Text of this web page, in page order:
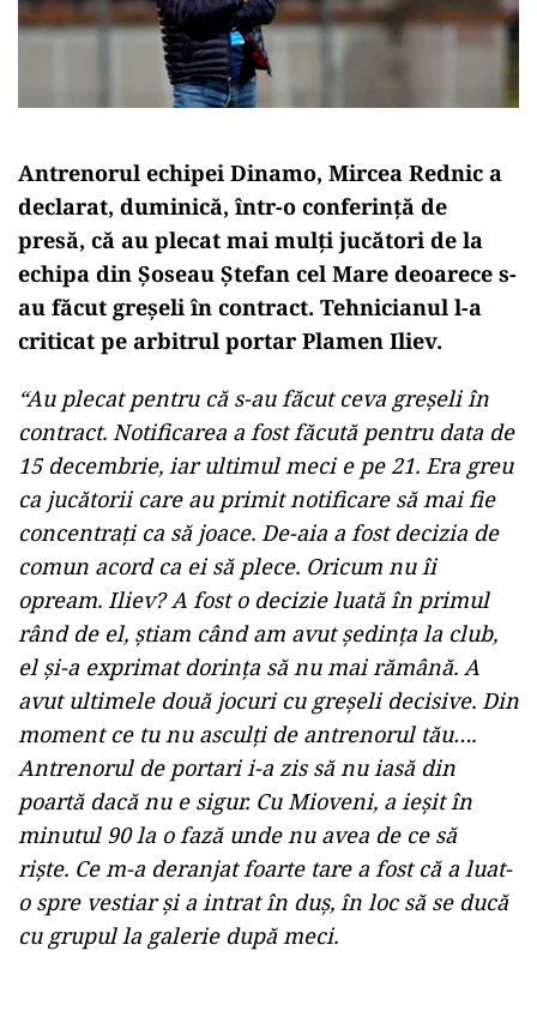
Antrenorul echipei Dinamo, Mircea Rednic a
declarat, duminică, într-o conferinţă de
presă, că au plecat mai mulți jucători de la
echipa din Șoseau Ștefan cel Mare deoarece s-
au făcut greşeli în contract. Tehnicianul l-a
criticat pe arbitrul portar Plamen Iliev.
“Au plecat pentru că s-au făcut ceva greşeli în
contract. Notificarea a fost făcută pentru data de
15 decembrie, iar ultimul meci e pe 21. Era greu
ca jucătorii care au primit notificare să mai fie
concentraţi ca să joace. De-aia a fost decizia de
comun acord ca ei să plece. Oricum nu îi
opream. Iliev? A fost o decizie luată în primul
rând de el, ştiam când am avut şedinţa la club,
el şi-a exprimat dorinţa să nu mai rămână. A
avut ultimele două jocuri cu greşeli decisive. Din
moment ce tu nu asculţi de antrenorul tău….
Antrenorul de portari i-a zis să nu iasă din
poartă dacă nu e sigur. Cu Mioveni, a ieşit în
minutul 90 la o fază unde nu avea de ce să
rişte. Ce m-a deranjat foarte tare a fost că a luat-
o spre vestiar şi a intrat în duş, în loc să se ducă
cu grupul la galerie după meci.